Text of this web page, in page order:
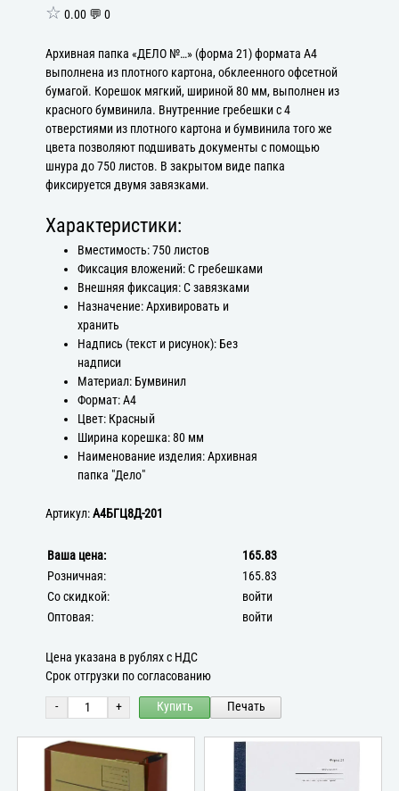
☆ 0.00 💬 0
Архивная папка «ДЕЛО №…» (форма 21) формата А4
выполнена из плотного картона, обклеенного офсетной
бумагой. Корешок мягкий, шириной 80 мм, выполнен из
красного бумвинила. Внутренние гребешки с 4
отверстиями из плотного картона и бумвинила того же
цвета позволяют подшивать документы с помощью
шнура до 750 листов. В закрытом виде папка
фиксируется двумя завязками.
Характеристики:
Вместимость: 750 листов
Фиксация вложений: С гребешками
Внешняя фиксация: С завязками
Назначение: Архивировать и
хранить
Надпись (текст и рисунок): Без
надписи
Материал: Бумвинил
Формат: А4
Цвет: Красный
Ширина корешка: 80 мм
Наименование изделия: Архивная
папка "Дело"
Артикул:А4БГЦ8Д-201
Ваша цена:
165.83
Розничная:
165.83
Со скидкой:
войти
Оптовая:
войти
Цена указана в рублях с НДС
Срок отгрузки по согласованию
- + Купить Печать